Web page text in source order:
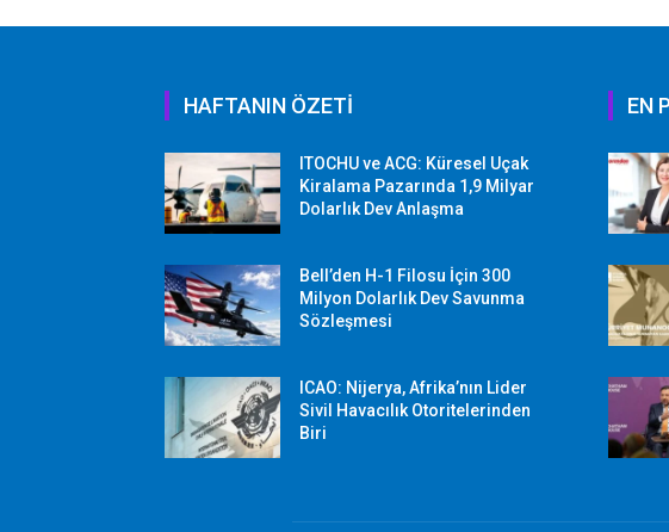
HAFTANIN ÖZETİ
ITOCHU ve ACG: Küresel Uçak
Kiralama Pazarında 1,9 Milyar
Dolarlık Dev Anlaşma
Bell’den H-1 Filosu İçin 300
Milyon Dolarlık Dev Savunma
Sözleşmesi
ICAO: Nijerya, Afrika’nın Lider
Sivil Havacılık Otoritelerinden
Biri
EN